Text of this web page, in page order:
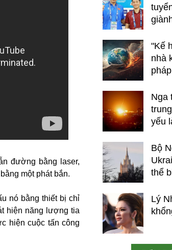
đường bằng laser,
một phát bắn.
nó bằng thiết bị chỉ
hiện năng lượng tia
hiện cuộc tấn công
"Kế
nhà
Nga
yếu
Bộ
thể
Lý